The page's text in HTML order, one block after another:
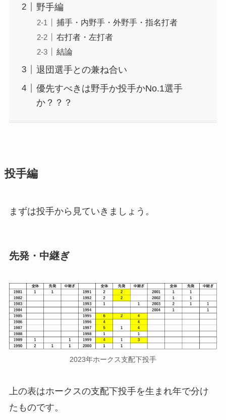
野手編
捕手・内野手・外野手・指名打者
右打者・左打者
結論
退団選手との兼ね合い
優先すべきは野手か投手かNo.1選手
か？？？
投手編
まずは投手から見ていきましょう。
先発・中継ぎ
2023年ホークス支配下投手
上の表はホークスの支配下投手を生まれ年で分け
たものです。